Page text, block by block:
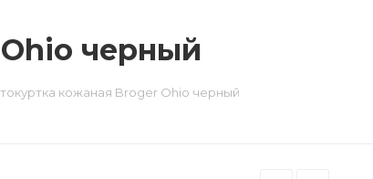
черный
кожаная Broger Ohio черный